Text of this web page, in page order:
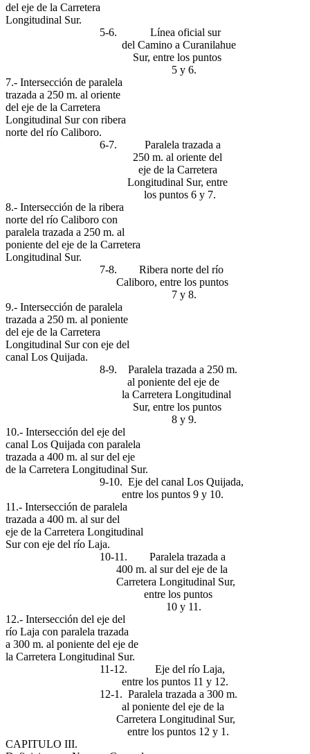
del eje de la Carretera
Longitudinal Sur.
5-6. Línea oficial sur
del Camino a Curanilahue
Sur, entre los puntos
5 y 6.
7.- Intersección de paralela
trazada a 250 m. al oriente
del eje de la Carretera
Longitudinal Sur con ribera
norte del río Caliboro.
6-7. Paralela trazada a
250 m. al oriente del
eje de la Carretera
Longitudinal Sur, entre
los puntos 6 y 7.
8.- Intersección de la ribera
norte del río Caliboro con
paralela trazada a 250 m. al
poniente del eje de la Carretera
Longitudinal Sur.
7-8. Ribera norte del río
Caliboro, entre los puntos
7 y 8.
9.- Intersección de paralela
trazada a 250 m. al poniente
del eje de la Carretera
Longitudinal Sur con eje del
canal Los Quijada.
8-9. Paralela trazada a 250 m.
al poniente del eje de
la Carretera Longitudinal
Sur, entre los puntos
8 y 9.
10.- Intersección del eje del
canal Los Quijada con paralela
trazada a 400 m. al sur del eje
de la Carretera Longitudinal Sur.
9-10. Eje del canal Los Quijada,
entre los puntos 9 y 10.
11.- Intersección de paralela
trazada a 400 m. al sur del
eje de la Carretera Longitudinal
Sur con eje del río Laja.
10-11. Paralela trazada a
400 m. al sur del eje de la
Carretera Longitudinal Sur,
entre los puntos
10 y 11.
12.- Intersección del eje del
río Laja con paralela trazada
a 300 m. al poniente del eje de
la Carretera Longitudinal Sur.
11-12. Eje del río Laja,
entre los puntos 11 y 12.
12-1. Paralela trazada a 300 m.
al poniente del eje de la
Carretera Longitudinal Sur,
entre los puntos 12 y 1.
CAPITULO III.